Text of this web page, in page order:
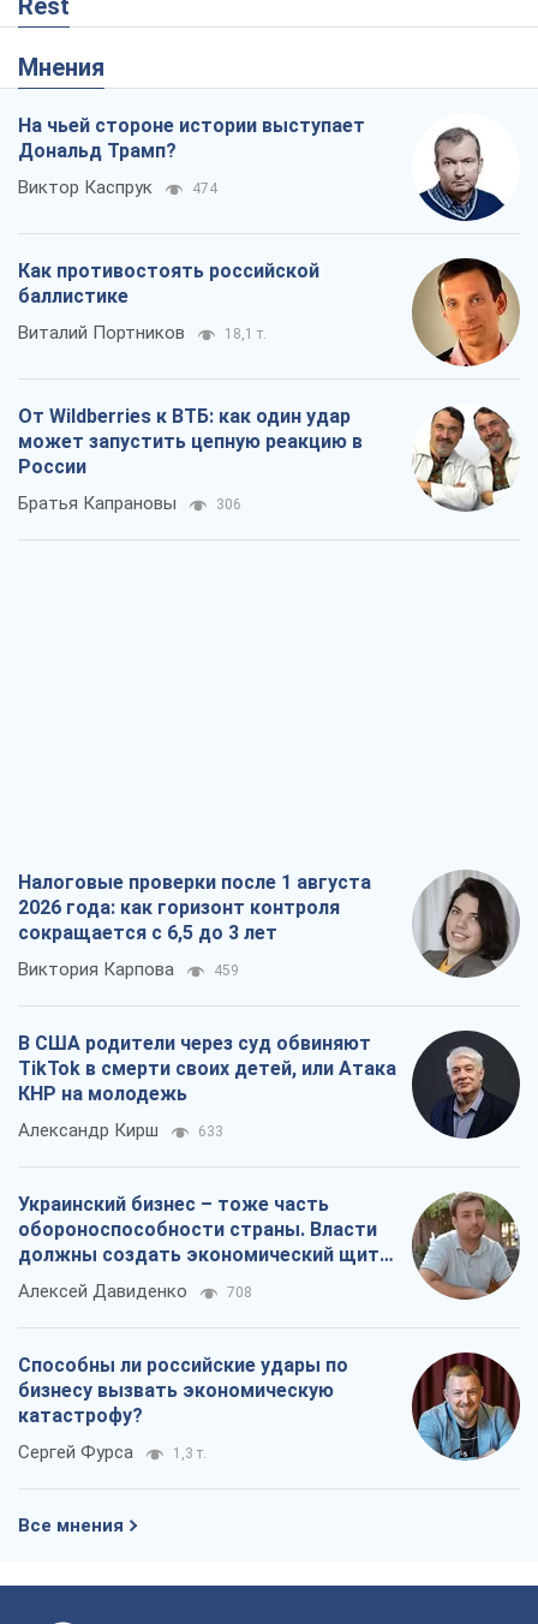
Rest
Мнения
На чьей стороне истории выступает
Дональд Трамп?
Виктор Каспрук 474
Как противостоять российской
баллистике
Виталий Портников 18,1 т.
От Wildberries к ВТБ: как один удар
может запустить цепную реакцию в
России
Братья Капрановы 306
Налоговые проверки после 1 августа
2026 года: как горизонт контроля
сокращается с 6,5 до 3 лет
Виктория Карпова 459
В США родители через суд обвиняют
TikTok в смерти своих детей, или Атака
КНР на молодежь
Александр Кирш 633
Украинский бизнес – тоже часть
обороноспособности страны. Власти
должны создать экономический щит
для компаний
Алексей Давиденко 708
Способны ли российские удары по
бизнесу вызвать экономическую
катастрофу?
Сергей Фурса 1,3 т.
Все мнения